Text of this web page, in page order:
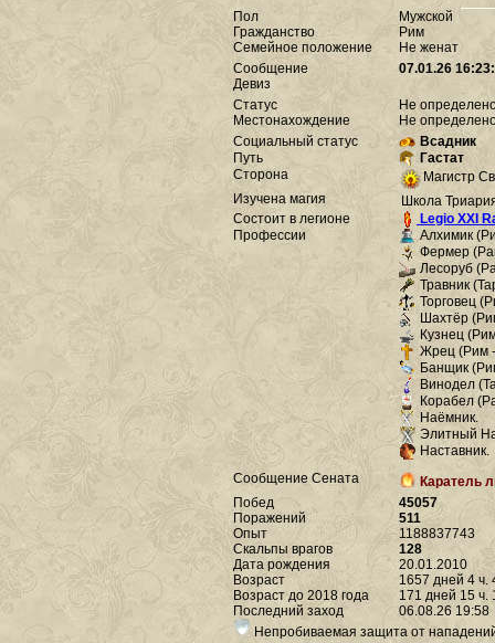
Пол
Мужской
Гражданство
Рим
Семейное положение
Не женат
Сообщение
07.01.26
Девиз
Статус
Не
Местонахождение
Не
Социальный статус
Всадник
Путь
Гастат
Сторона
Магистр
Изучена магия
Школа
Состоит в легионе
Legio XXI
Профессии
Алхимик
Фермер
Лесоруб
Травник
Торговец
Шахтёр
Кузнец
Жрец (Рим
Банщик
Винодел
Корабел
Наёмник.
Элитный
Наставник.
Сообщение Сената
Каратель
Побед
45057
Поражений
511
Опыт
1188837743
Скальпы врагов
128
Дата рождения
20.01.2010
Возраст
1657 дней 4 ч.
Возраст до 2018 года
171 дней 15 ч.
Последний заход
06.08.26 19:58
Непробиваемая защита от